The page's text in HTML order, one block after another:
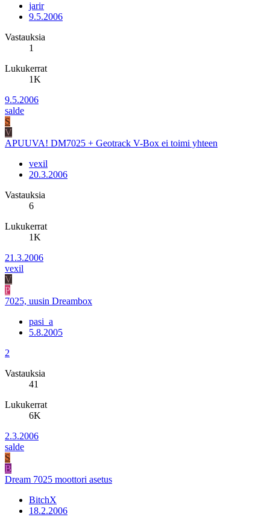
jarir
9.5.2006
Vastauksia
1
Lukukerrat
1K
9.5.2006
salde
S
V
APUUVA! DM7025 + Geotrack V-Box ei toimi yhteen
vexil
20.3.2006
Vastauksia
6
Lukukerrat
1K
21.3.2006
vexil
V
P
7025, uusin Dreambox
pasi_a
5.8.2005
2
Vastauksia
41
Lukukerrat
6K
2.3.2006
salde
S
B
Dream 7025 moottori asetus
BitchX
18.2.2006